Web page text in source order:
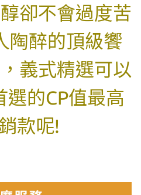
卻不會過度苦
陶醉的頂級饗
義式精選可以
選的CP值最高
款呢!